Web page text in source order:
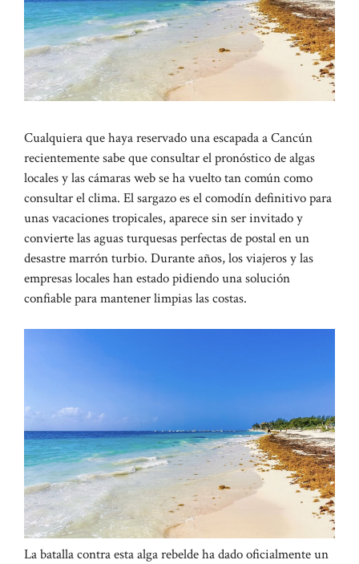
Cualquiera que haya reservado una escapada a Cancún
recientemente sabe que consultar el pronóstico de algas
locales y las cámaras web se ha vuelto tan común como
consultar el clima. El sargazo es el comodín definitivo para
unas vacaciones tropicales, aparece sin ser invitado y
convierte las aguas turquesas perfectas de postal en un
desastre marrón turbio. Durante años, los viajeros y las
empresas locales han estado pidiendo una solución
confiable para mantener limpias las costas.
La batalla contra esta alga rebelde ha dado oficialmente un